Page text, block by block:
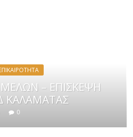
– ΕΠΙΣΚΕΨΗ
ΚΑΛΑΜΑΤΑΣ
0